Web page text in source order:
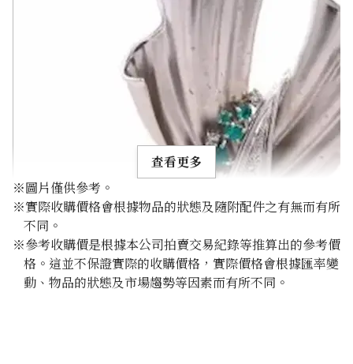
Paraiba tourmaline brooch 0.51 ct
參考回收價
查看更多
※圖片僅供參考。
※實際收購價格會根據物品的狀態及隨附配件之有無而有所
不同。
※參考收購價是根據本公司拍賣交易紀錄等推算出的參考價
格。這並不保證實際的收購價格，實際價格會根據匯率變
動、物品的狀態及市場趨勢等因素而有所不同。